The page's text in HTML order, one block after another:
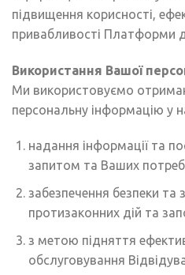
підвищення корисності,
привабливості Платформи
Використання Вашої
Ми використовуємо
персональну інформацію у
надання інформації та
запитом та Ваших
забезпечення безпеки та
протизаконних дій та
з метою підняття
обслуговування